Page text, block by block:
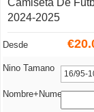
Camiseta De
2024-2025
Desde €
Nino Tamano
Nombre+Numero